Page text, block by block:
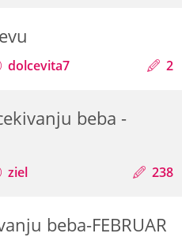
dolcevita7 2
beba -
ziel 238
beba-FEBRUAR